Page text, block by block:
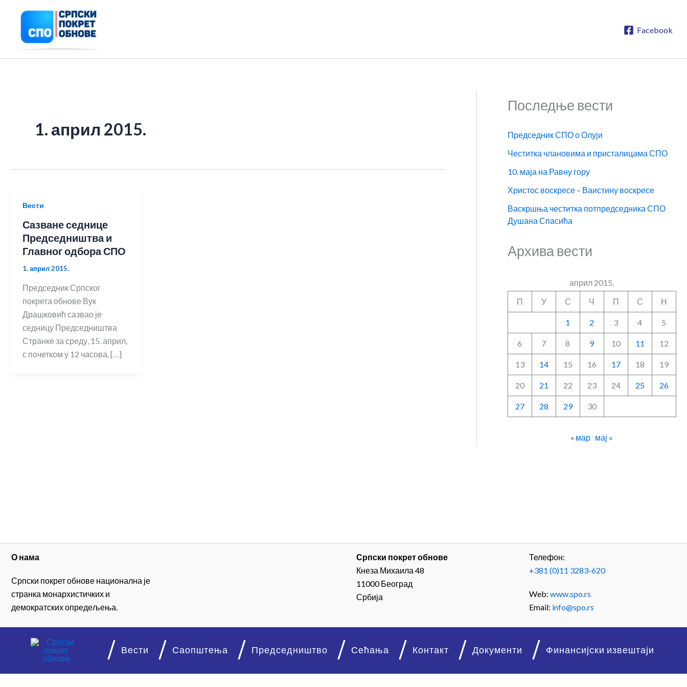
садржај
Facebook
Вести Саопштења Председништво Сећања Контакт Документи Финансијски извештаји
1. април 2015.
Вести
Сазване седнице
Председништва и
Главног одбора СПО
1. април 2015.
Председник Српског
покрета обнове Вук
Драшковић сазвао је
седницу Председништва
Странке за среду, 15. април,
с почетком у 12 часова. […]
Последње вести
Председник СПО о Олуји
Честитка члановима и присталицама СПО
10. маја на Равну гору
Христос воскресе – Ваистину воскресе
Васкршња честитка потпредседника СПО
Душана Спасића
Архива вести
април 2015.
П
У С Ч П С Н
1 2 3 4 5
6 7 8 9 10 11 12
13 14 15 16 17 18 19
20 21 22 23 24 25 26
27 28 29 30
« мар мај »
О нама
Српски покрет обнове национална је
странка монархистичких и
демократских опредељења.
Српски покрет обнове
Кнеза Михаила 48
11000 Београд
Србија
Телефон:
+381 (0)11 3283-620
Web: www.spo.rs
Email: info@spo.rs
© 2026. Српски покрет обнове